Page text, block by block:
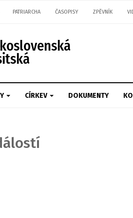
PATRIARCHA ČASOPISY ZPĚVNÍK
CÍRKEV DOKUMENTY